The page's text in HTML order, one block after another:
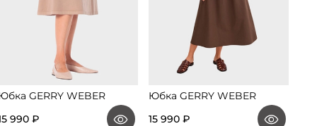
GERRY WEBER
990 ₽
Юбка GERRY WEBER
15 990 ₽